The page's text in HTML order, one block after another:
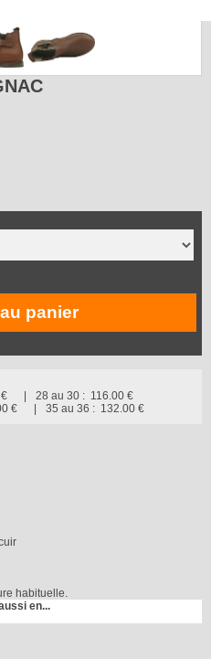
panier
28 au 30 : 116.00 €
€ 35 au 36 : 132.00 €
habituelle.
en...